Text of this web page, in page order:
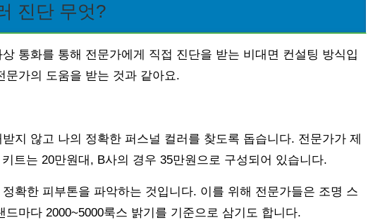
진단 무엇?
통화를 통해 전문가에게 직접 진단을 받는 비대면 컨설팅 방식입
문가의 도움을 받는 것과 같아요.
지 않고 나의 정확한 퍼스널 컬러를 찾도록 돕습니다. 전문가가 제
트는 20만원대, B사의 경우 35만원으로 구성되어 있습니다.
확한 피부톤을 파악하는 것입니다. 이를 위해 전문가들은 조명 스
마다 2000~5000룩스 밝기를 기준으로 삼기도 합니다.